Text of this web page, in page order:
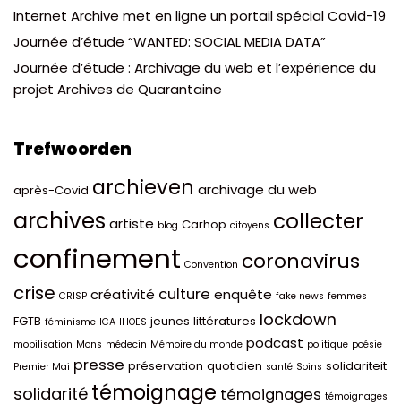
Internet Archive met en ligne un portail spécial Covid-19
Journée d’étude “WANTED: SOCIAL MEDIA DATA”
Journée d’étude : Archivage du web et l’expérience du
projet Archives de Quarantaine
Trefwoorden
après-Covid archieven archivage du web
archives artiste blog Carhop citoyens collecter
confinement Convention coronavirus
crise CRISP créativité culture enquête fake news femmes
FGTB féminisme ICA IHOES jeunes littératures lockdown
mobilisation Mons médecin Mémoire du monde podcast politique poésie
Premier Mai presse préservation quotidien santé Soins solidariteit
solidarité témoignage témoignages témoignages